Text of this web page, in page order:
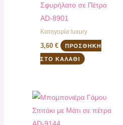
Σφυρήλατο σε Πέτρα
AD-8901
Κατηγορία luxury
3,60€ ΠΡΟΣΘΉΚΗ
ΣΤΟ ΚΑΛΆΘΙ